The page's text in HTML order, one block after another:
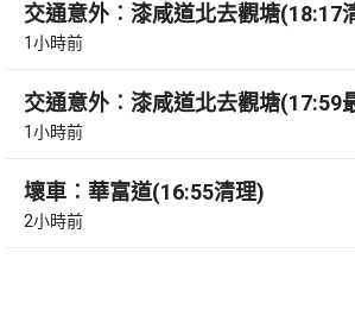
交通意外︰漆咸道北去觀塘(18:17
1小時前
交通意外︰漆咸道北去觀塘(17:59
1小時前
壞車︰華富道(16:55清理)
2小時前